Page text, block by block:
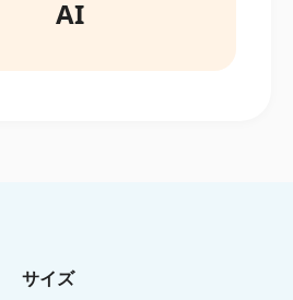
AI
サイズ